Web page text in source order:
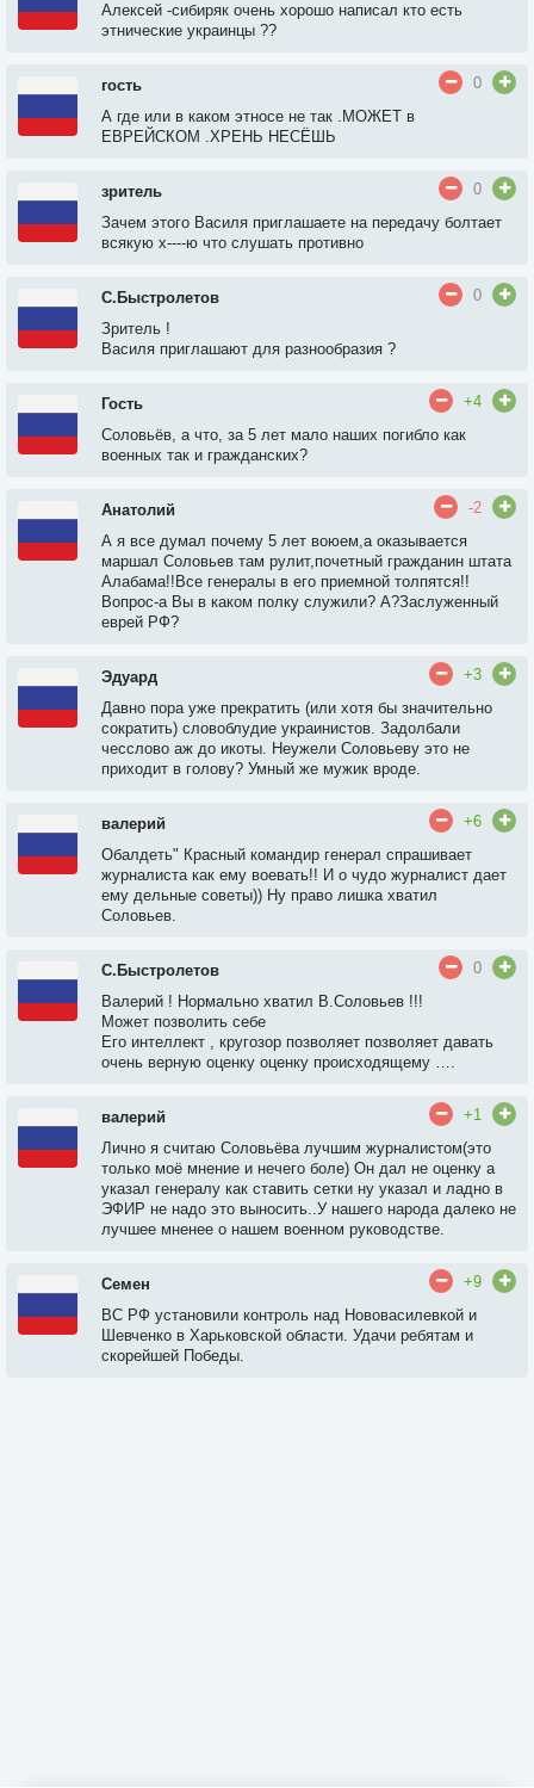
Алексей -сибиряк очень хорошо написал кто есть
этнические украинцы ??
гость
0
А где или в каком этносе не так .МОЖЕТ в
ЕВРЕЙСКОМ .ХРЕНЬ НЕСЁШЬ
зритель
0
Зачем этого Василя приглашаете на передачу болтает
всякую х----ю что слушать противно
С.Быстролетов
0
Зритель !
Василя приглашают для разнообразия ?
Гость
+4
Соловьёв, а что, за 5 лет мало наших погибло как
военных так и гражданских?
Анатолий
-2
А я все думал почему 5 лет воюем,а оказывается
маршал Соловьев там рулит,почетный гражданин штата
Алабама!!Все генералы в его приемной толпятся!!
Вопрос-а Вы в каком полку служили? А?Заслуженный
еврей РФ?
Эдуард
+3
Давно пора уже прекратить (или хотя бы значительно
сократить) словоблудие украинистов. Задолбали
чесслово аж до икоты. Неужели Соловьеву это не
приходит в голову? Умный же мужик вроде.
валерий
+6
Обалдеть" Красный командир генерал спрашивает
журналиста как ему воевать!! И о чудо журналист дает
ему дельные советы)) Ну право лишка хватил
Соловьев.
С.Быстролетов
0
Валерий ! Нормально хватил В.Соловьев !!!
Может позволить себе
Его интеллект , кругозор позволяет позволяет давать
очень верную оценку оценку происходящему ….
валерий
+1
Лично я считаю Соловьёва лучшим журналистом(это
только моё мнение и нечего боле) Он дал не оценку а
указал генералу как ставить сетки ну указал и ладно в
ЭФИР не надо это выносить..У нашего народа далеко не
лучшее мненее о нашем военном руководстве.
Семен
+9
ВС РФ установили контроль над Нововасилевкой и
Шевченко в Харьковской области. Удачи ребятам и
скорейшей Победы.